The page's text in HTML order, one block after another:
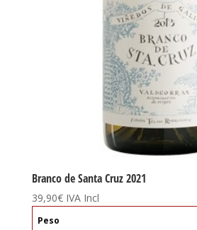
Branco de Santa Cruz 2021
39,90€ IVA Incl
Peso